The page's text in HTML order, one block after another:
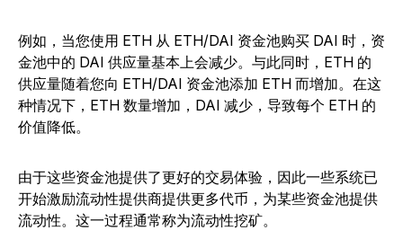
例如，当您使用 ETH 从 ETH/DAI 资金池购买 DAI 时，资
金池中的 DAI 供应量基本上会减少。与此同时，ETH 的
供应量随着您向 ETH/DAI 资金池添加 ETH 而增加。在这
种情况下，ETH 数量增加，DAI 减少，导致每个 ETH 的
价值降低。
由于这些资金池提供了更好的交易体验，因此一些系统已
开始激励流动性提供商提供更多代币，为某些资金池提供
流动性。这一过程通常称为流动性挖矿。